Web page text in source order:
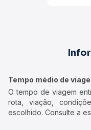
Tempo médio de
O tempo de viagem
rota, viação,
escolhido. Consulte a